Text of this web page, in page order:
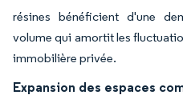
résines bénéficient d'une
volume qui amortit les
immobilière privée.
Expansion des espaces